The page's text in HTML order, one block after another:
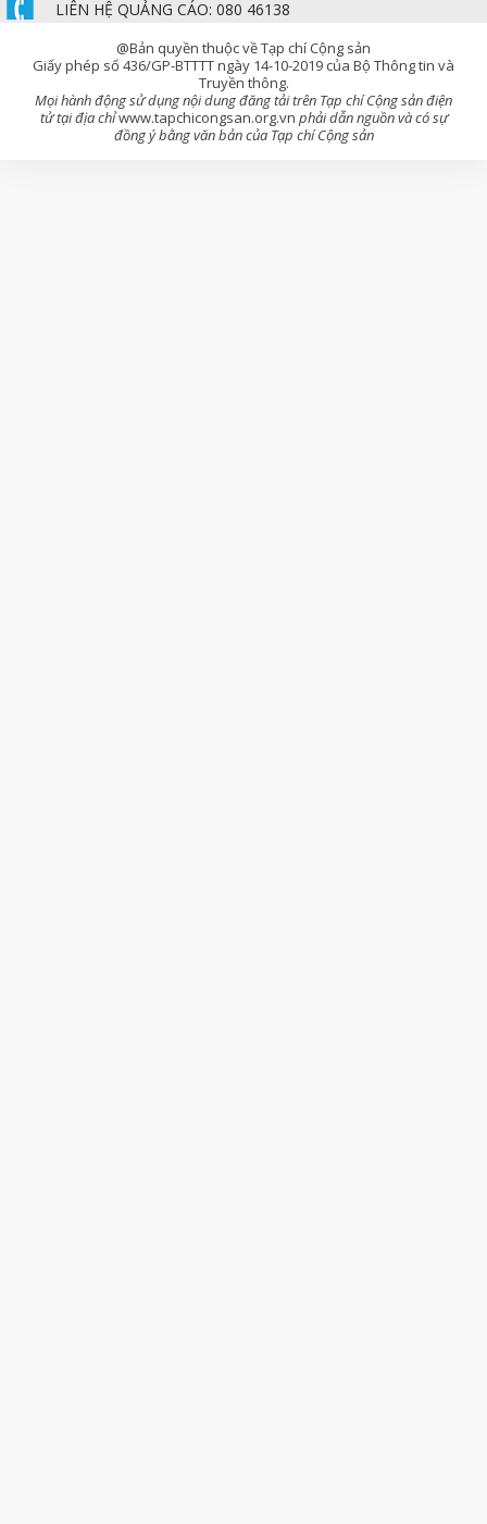
LIÊN HỆ QUẢNG CÁO: 080 46138
@Bản quyền thuộc về Tạp chí Cộng sản
Giấy phép số 436/GP-BTTTT ngày 14-10-2019 của Bộ Thông tin và
Truyền thông.
Mọi hành động sử dụng nội dung đăng tải trên Tạp chí Cộng sản điện
tử tại địa chỉwww.tapchicongsan.org.vn phải dẫn nguồn và có sự
đồng ý bằng văn bản của Tạp chí Cộng sản